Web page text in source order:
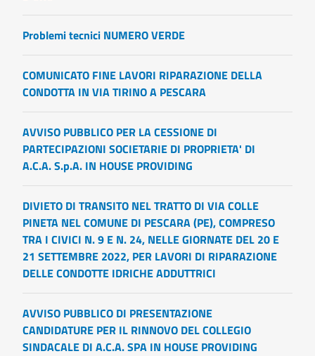
Problemi tecnici NUMERO VERDE
COMUNICATO FINE LAVORI RIPARAZIONE DELLA
CONDOTTA IN VIA TIRINO A PESCARA
AVVISO PUBBLICO PER LA CESSIONE DI
PARTECIPAZIONI SOCIETARIE DI PROPRIETA' DI
A.C.A. S.p.A. IN HOUSE PROVIDING
DIVIETO DI TRANSITO NEL TRATTO DI VIA COLLE
PINETA NEL COMUNE DI PESCARA (PE), COMPRESO
TRA I CIVICI N. 9 E N. 24, NELLE GIORNATE DEL 20 E
21 SETTEMBRE 2022, PER LAVORI DI RIPARAZIONE
DELLE CONDOTTE IDRICHE ADDUTTRICI
AVVISO PUBBLICO DI PRESENTAZIONE
CANDIDATURE PER IL RINNOVO DEL COLLEGIO
SINDACALE DI A.C.A. SPA IN HOUSE PROVIDING